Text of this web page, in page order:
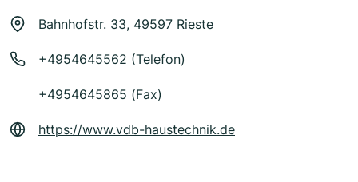
Bahnhofstr. 33, 49597 Rieste
+4954645562 (Telefon)
+4954645865 (Fax)
https://www.vdb-haustechnik.de